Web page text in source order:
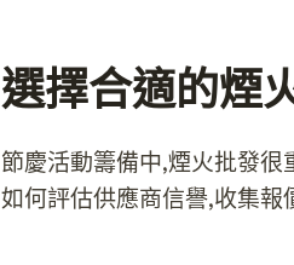
選擇合適的煙
節慶活動籌備中,煙火批發
如何評估供應商信譽,收集報